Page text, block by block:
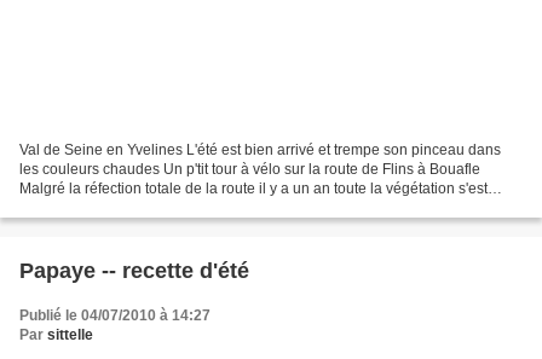
Val de Seine en Yvelines L'été est bien arrivé et trempe son pinceau dans
les couleurs chaudes Un p'tit tour à vélo sur la route de Flins à Bouafle
Malgré la réfection totale de la route il y a un an toute la végétation s'est
Papaye -- recette d'été
Publié le 04/07/2010 à 14:27
Par sittelle